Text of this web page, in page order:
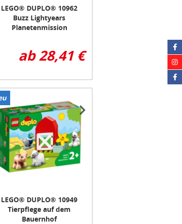
LEGO® DUPLO® 10962
Buzz Lightyears
Planetenmission
ab 28,41 €
LEGO® DUPLO® 10949
Tierpflege auf dem
Bauernhof